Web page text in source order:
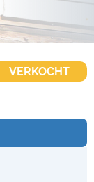
VERKOCHT